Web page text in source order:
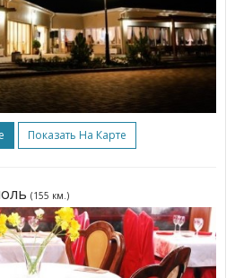
Показать На Карте
(155 км.)